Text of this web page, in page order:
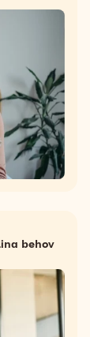
behov